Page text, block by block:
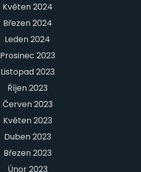
Květen 2024
Březen 2024
Leden 2024
Prosinec 2023
Listopad 2023
Říjen 2023
Červen 2023
Květen 2023
Duben 2023
Březen 2023
Únor 2023